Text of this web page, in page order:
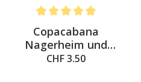
Copacabana
Nagerheim und
Vogelheim Cleaner
CHF 3.50